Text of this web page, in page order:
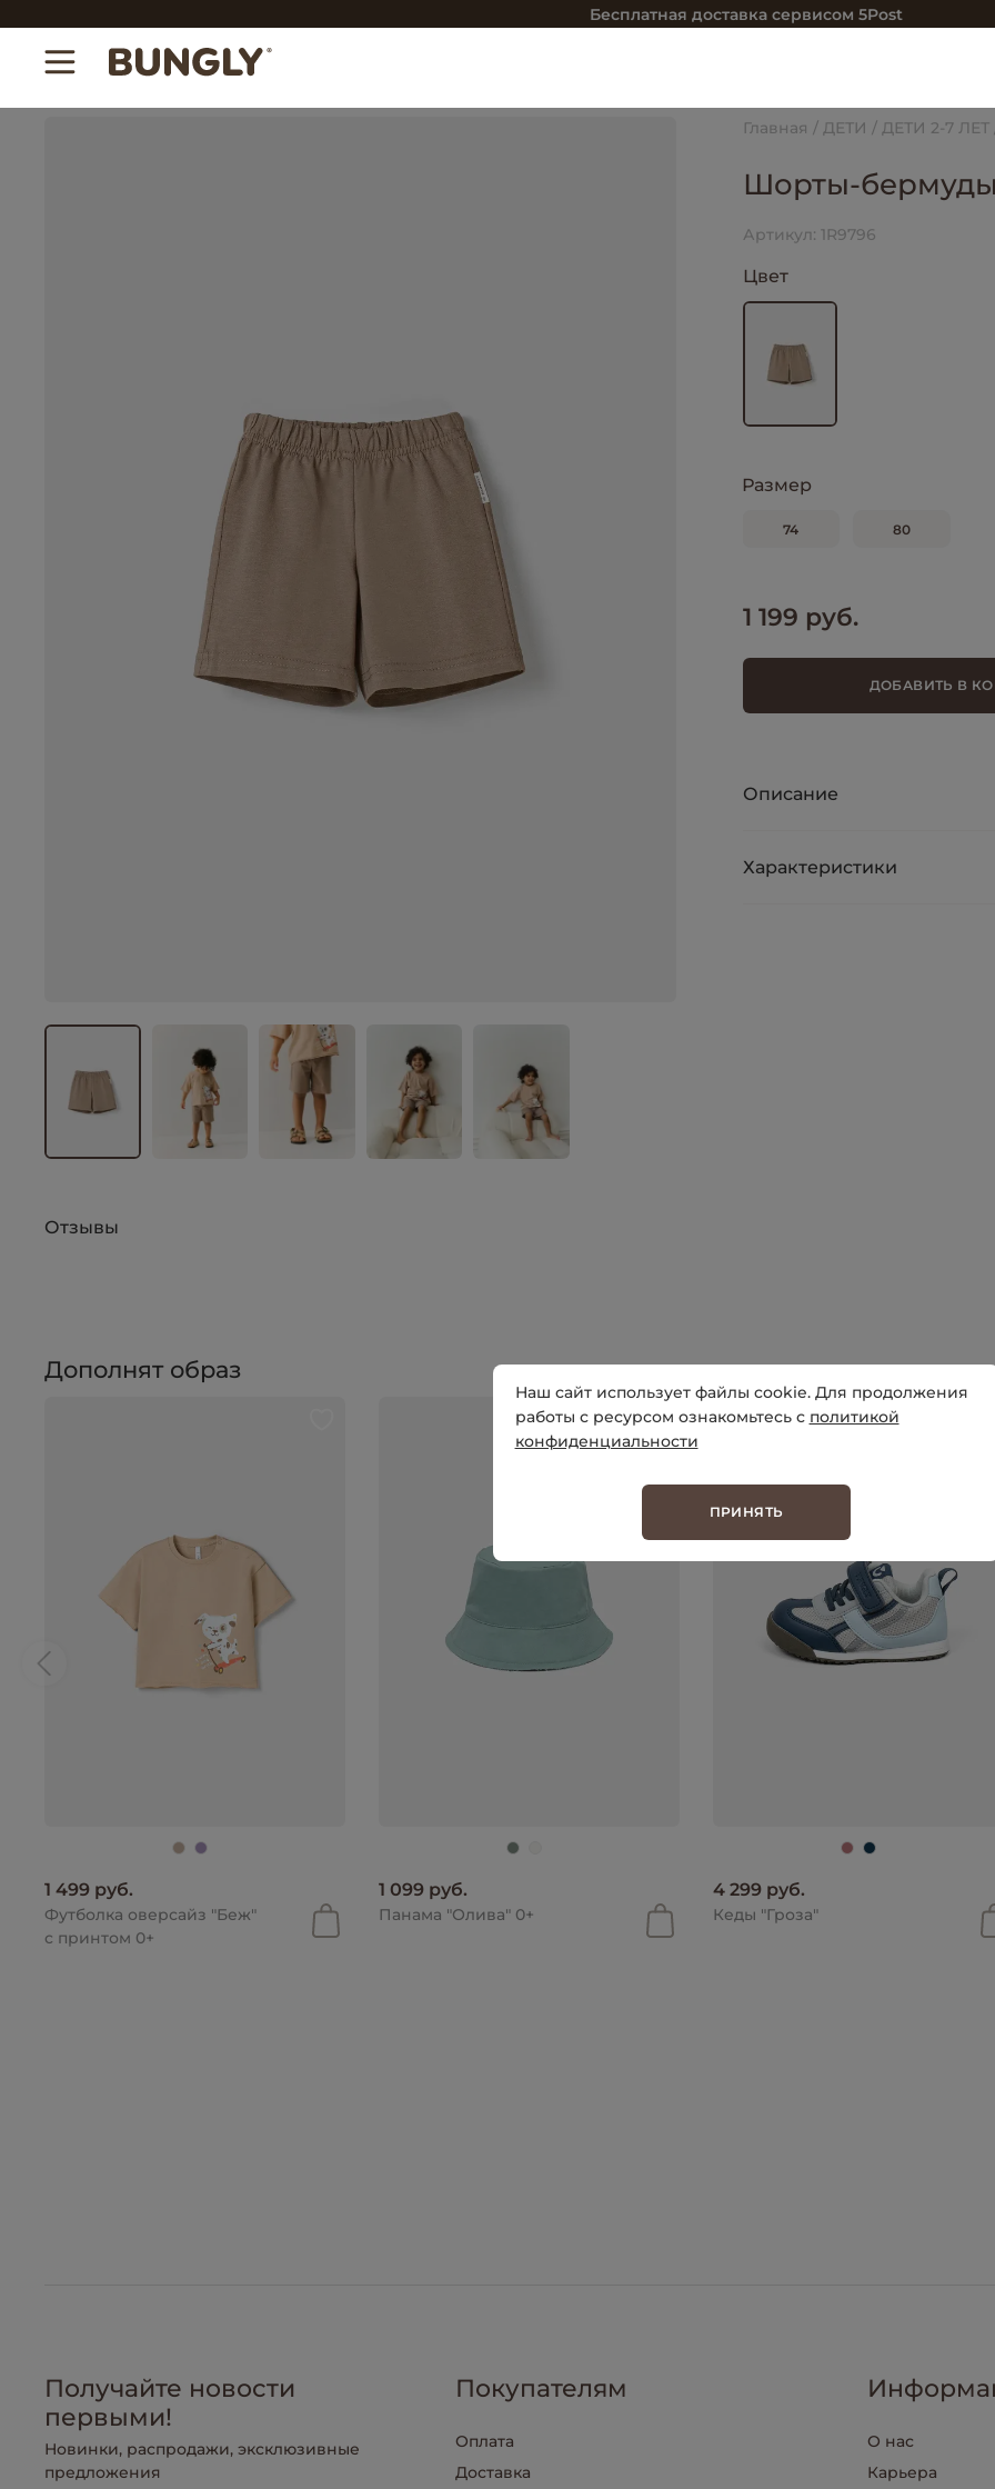
Бесплатная доставка сервисом 5Post
Главная ДЕТИ ДЕТИ 2-7 ЛЕТ
Шорты-
Артикул: 1R9796
Цвет
Размер
74 80
1 199 руб.
ДОБАВИТЬ В
Описание
Характеристики
Отзывы
Дополнят образ
1 499 руб.
Футболка оверсайз "Беж"
с принтом 0+
1 099 руб.
Панама "Олива" 0+
4 299 руб.
Кеды "Гроза"
Получайте новости
первыми!
Новинки, распродажи, эксклюзивные
предложения
Покупателям
Оплата
Доставка
О нас
Карьера
Наш сайт использует файлы cookie. Для продолжения
работы с ресурсом ознакомьтесь с политикой
конфиденциальности
ПРИНЯТЬ